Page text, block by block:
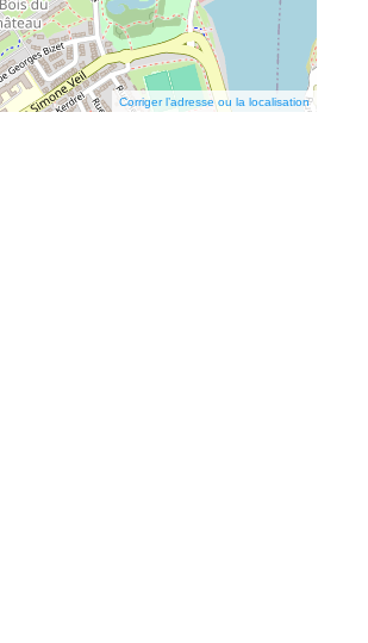
Corriger l’adresse ou la localisation